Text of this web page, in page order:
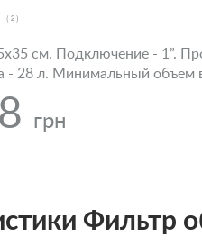
( 2 )
см. Подключение - 1”.
- 28 л. Минимальный объем
грн
Фильтр